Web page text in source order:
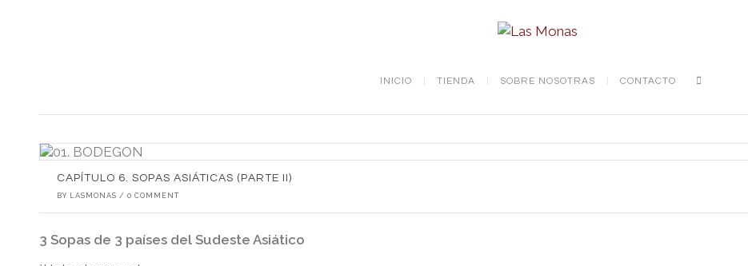
INICIO TIENDA SOBRE NOSOTRAS CONTACTO
CAPÍTULO 6. SOPAS ASIÁTICAS (PARTE II)
BY LASMONAS / 0 COMMENT
3 Sopas de 3 países del Sudeste Asiático